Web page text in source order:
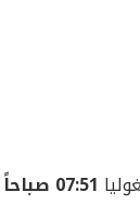
07:51 صباحاً